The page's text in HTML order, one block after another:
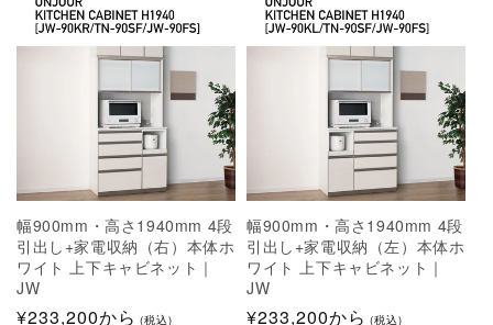
幅900mm・高さ1940mm 4段
引出し+家電収納（右）本体ホ
ワイト 上下キャビネット｜
JW
通
¥233,200から (税込)
幅900mm・高さ1940mm 4段
引出し+家電収納（左）本体ホ
ワイト 上下キャビネット｜
JW
通
¥233,200から (税込)